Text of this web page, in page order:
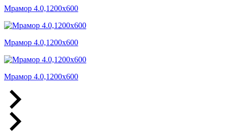
Мрамор 4.0,1200x600
Мрамор 4.0,1200x600
Мрамор 4.0,1200x600